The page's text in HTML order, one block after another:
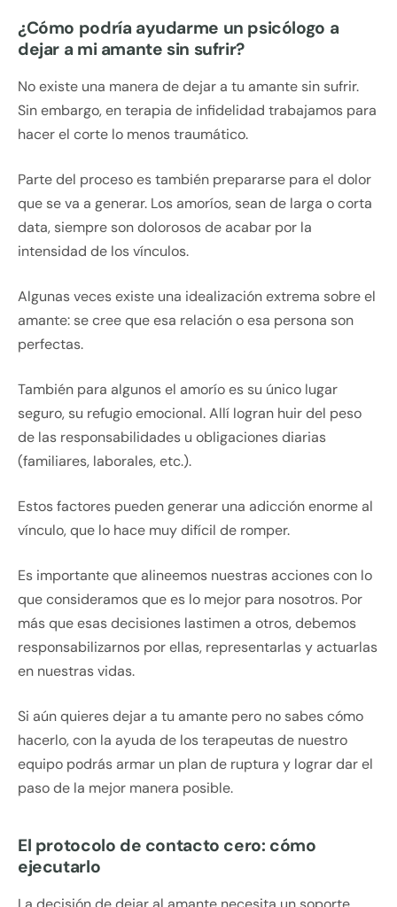
¿Cómo podría ayudarme un psicólogo a
dejar a mi amante sin sufrir?
No existe una manera de dejar a tu amante sin sufrir.
Sin embargo, en terapia de infidelidad trabajamos para
hacer el corte lo menos traumático.
Parte del proceso es también prepararse para el dolor
que se va a generar. Los amoríos, sean de larga o corta
data, siempre son dolorosos de acabar por la
intensidad de los vínculos.
Algunas veces existe una idealización extrema sobre el
amante: se cree que esa relación o esa persona son
perfectas.
También para algunos el amorío es su único lugar
seguro, su refugio emocional. Allí logran huir del peso
de las responsabilidades u obligaciones diarias
(familiares, laborales, etc.).
Estos factores pueden generar una adicción enorme al
vínculo, que lo hace muy difícil de romper.
Es importante que alineemos nuestras acciones con lo
que consideramos que es lo mejor para nosotros. Por
más que esas decisiones lastimen a otros, debemos
responsabilizarnos por ellas, representarlas y actuarlas
en nuestras vidas.
Si aún quieres dejar a tu amante pero no sabes cómo
hacerlo, con la ayuda de los terapeutas de nuestro
equipo podrás armar un plan de ruptura y lograr dar el
paso de la mejor manera posible.
El protocolo de contacto cero: cómo
ejecutarlo